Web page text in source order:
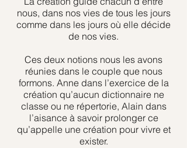
nous, dans nos vies de tous les jours
comme dans les jours où elle décide
de nos vies.
Ces deux notions nous les avons
réunies dans le couple que nous
formons. Anne dans l’exercice de la
création qu’aucun dictionnaire ne
classe ou ne répertorie, Alain dans
l’aisance à savoir prolonger ce
qu’appelle une création pour vivre et
exister.